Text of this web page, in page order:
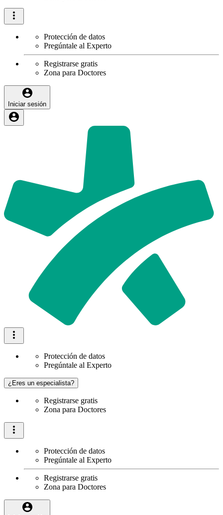
Protección de datos
Pregúntale al Experto
Registrarse gratis
Zona para Doctores
Iniciar sesión
Protección de datos
Pregúntale al Experto
¿Eres un especialista?
Registrarse gratis
Zona para Doctores
Protección de datos
Pregúntale al Experto
Registrarse gratis
Zona para Doctores